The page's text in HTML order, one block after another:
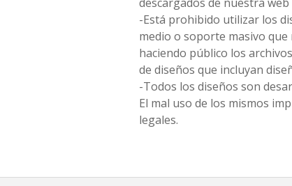
-Está prohibido utilizar los
medio o soporte masivo
haciendo público los
de diseños que incluyan
-Todos los diseños son
El mal uso de los mismos
legales.